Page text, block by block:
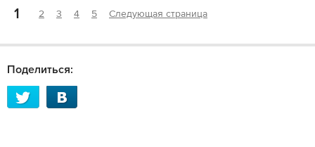
1 2 3 4 5 Следующая страница
Поделиться: